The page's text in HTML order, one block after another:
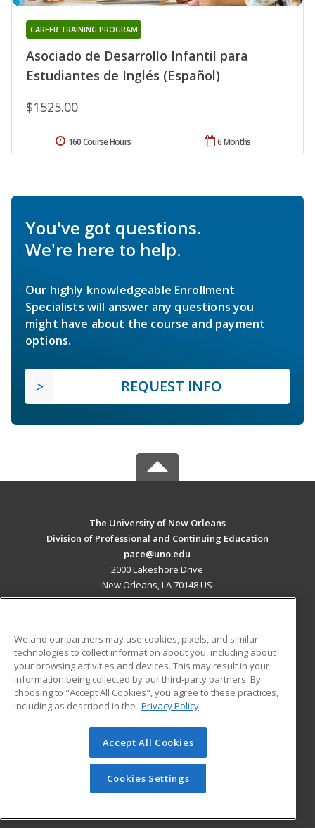
Asociado de Desarrollo Infantil para
Estudiantes de Inglés (Español)
CAREER TRAINING PROGRAM
$1525.00
6 Months
160 Course Hours
You've got questions.
We're here to help.
Our highly knowledgeable Enrollment
Specialists will answer any questions you
might have about the course and payment
options.
REQUEST INFO
The University of New Orleans
Division of Professional and Continuing Education
pace@uno.edu
2000 Lakeshore Drive
New Orleans, LA 70148 US
ADDITIONAL RESOURCES
Military
Financial Assistance
Help
Student Blog
© 2026 ed2go, a division of Cengage Learning. All rights
reserved. The material on this site cannot be reproduced or
redistributed unless you have obtained prior written
permission from Cengage Learning.Privacy Policy
We and our partners may use cookies, pixels, and similar
technologies to collect information about you, including about
your browsing activities and devices. This may result in your
information being collected by our third-party partners. By
choosing to "Accept All Cookies", you agree to these practices,
including as described in the Privacy Policy
Accept All Cookies
Cookies Settings